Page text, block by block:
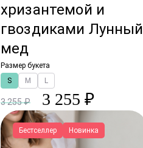
хризантемой и
гвоздиками Лунный
мед
Размер букета
S
M L
3 255 ₽ 3 255 ₽
Бестселлер Новинка